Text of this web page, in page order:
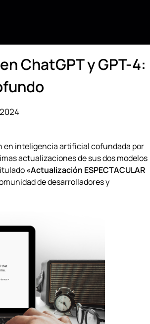
ChatGPT y GPT-4:
en inteligencia artificial cofundada por
actualizaciones de sus dos modelos
«Actualización ESPECTACULAR
de desarrolladores y